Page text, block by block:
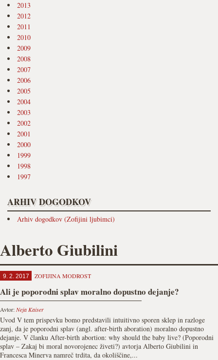
2013
2012
2011
2010
2009
2008
2007
2006
2005
2004
2003
2002
2001
2000
1999
1998
1997
ARHIV DOGODKOV
Arhiv dogodkov (Zofijini ljubimci)
Alberto Giubilini
9. 2. 2017 ZOFIJINA MODROST
Ali je poporodni splav moralno dopustno dejanje?
Avtor:Neja Kaiser
Uvod V tem prispevku bomo predstavili intuitivno sporen sklep in razloge
zanj, da je poporodni splav (angl. after-birth aboration) moralno dopustno
dejanje. V članku After-birth abortion: why should the baby live? (Poporodni
splav – Zakaj bi moral novorojenec živeti?) avtorja Alberto Giubilini in
Francesca Minerva namreč trdita, da okoliščine,...